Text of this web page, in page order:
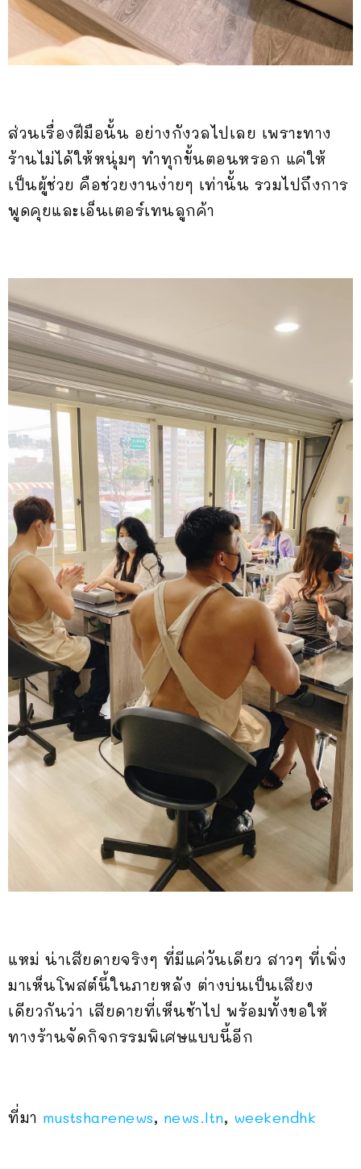
ส่วนเรื่องฝีมือนั้น อย่างกังวลไปเลย เพราะทาง
ร้านไม่ได้ให้หนุ่มๆ ทำทุกขั้นตอนหรอก แค่ให้
เป็นผู้ช่วย คือช่วยงานง่ายๆ เท่านั้น รวมไปถึงการ
พูดคุยและเอ็นเตอร์เทนลูกค้า
แหม่ น่าเสียดายจริงๆ ที่มีแค่วันเดียว สาวๆ ที่เพิ่ง
มาเห็นโพสต์นี้ในภายหลัง ต่างบ่นเป็นเสียง
เดียวกันว่า เสียดายที่เห็นช้าไป พร้อมทั้งขอให้
ทางร้านจัดกิจกรรมพิเศษแบบนี้อีก
ที่มา mustsharenews, news.ltn, weekendhk